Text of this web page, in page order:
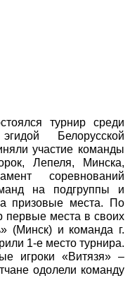
турнир среди
Белорусской
участие команды
Лепеля, Минска,
соревнований
на подгруппы и
призовые места. По
первые места в своих
(Минск) и команда г.
1-е место турнира.
игроки «Витязя» –
одолели команду